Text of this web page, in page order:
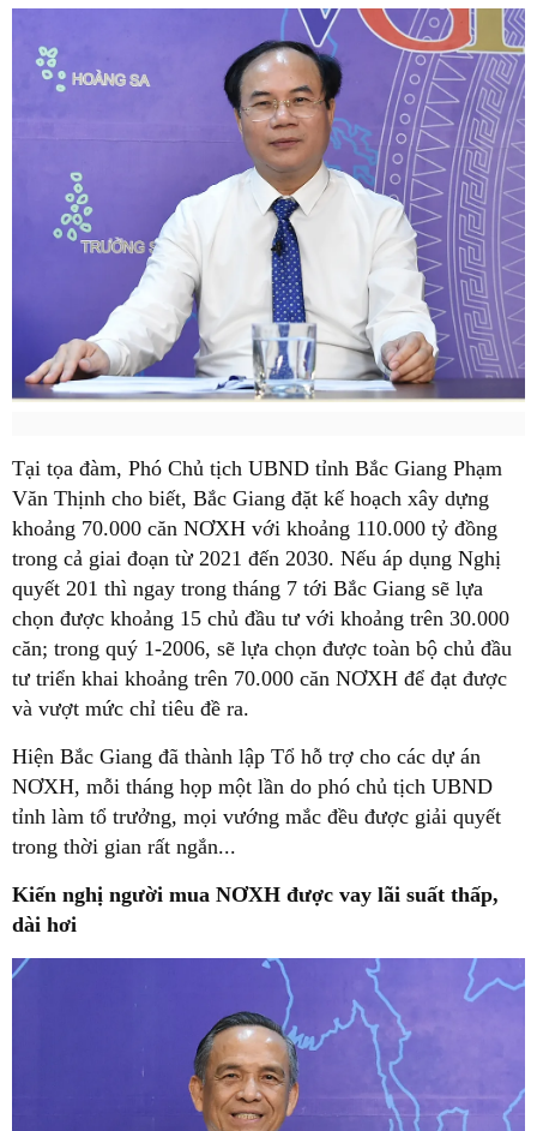
Tại tọa đàm, Phó Chủ tịch UBND tỉnh Bắc Giang Phạm
Văn Thịnh cho biết, Bắc Giang đặt kế hoạch xây dựng
khoảng 70.000 căn NƠXH với khoảng 110.000 tỷ đồng
trong cả giai đoạn từ 2021 đến 2030. Nếu áp dụng Nghị
quyết 201 thì ngay trong tháng 7 tới Bắc Giang sẽ lựa
chọn được khoảng 15 chủ đầu tư với khoảng trên 30.000
căn; trong quý 1-2006, sẽ lựa chọn được toàn bộ chủ đầu
tư triển khai khoảng trên 70.000 căn NƠXH để đạt được
và vượt mức chỉ tiêu đề ra.
Hiện Bắc Giang đã thành lập Tổ hỗ trợ cho các dự án
NƠXH, mỗi tháng họp một lần do phó chủ tịch UBND
tỉnh làm tổ trưởng, mọi vướng mắc đều được giải quyết
trong thời gian rất ngắn...
Kiến nghị người mua NƠXH được vay lãi suất thấp,
dài hơi